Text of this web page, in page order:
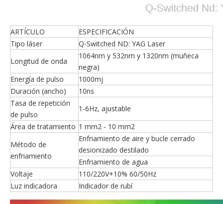
ARTÍCULO
ESPECIFICACIÓN
Tipo láser
Q-Switched ND: YAG Laser
Longitud de onda
1064nm y 532nm y 1320nm (muñeca
negra)
Energía de pulso
1000mj
Duración (ancho)
10ns
Tasa de repetición
de pulso
1-6Hz, ajustable
Área de tratamiento 1 mm2 - 10 mm2
Método de
enfriamiento
Enfriamiento de aire y bucle cerrado
desionizado destilado
Enfriamiento de agua
Voltaje
110/220V+10% 60/50Hz
Luz indicadora
Indicador de rubí